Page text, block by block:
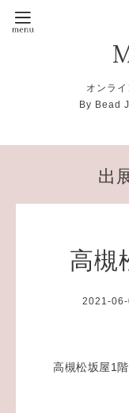
オンラ
By Bead
出
高槻
2021-
高槻松坂屋1